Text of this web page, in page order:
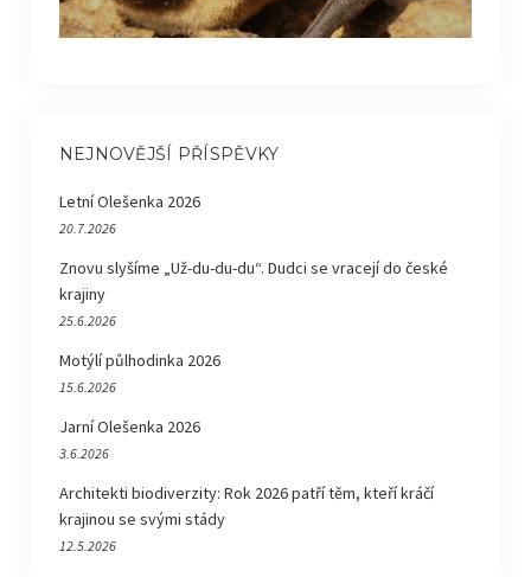
NEJNOVĚJŠÍ PŘÍSPĚVKY
Letní Olešenka 2026
20.7.2026
Znovu slyšíme „Už-du-du-du“. Dudci se vracejí do české
krajiny
25.6.2026
Motýlí půlhodinka 2026
15.6.2026
Jarní Olešenka 2026
3.6.2026
Architekti biodiverzity: Rok 2026 patří těm, kteří kráčí
krajinou se svými stády
12.5.2026